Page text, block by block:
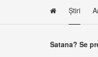
Știri
Satana? Se